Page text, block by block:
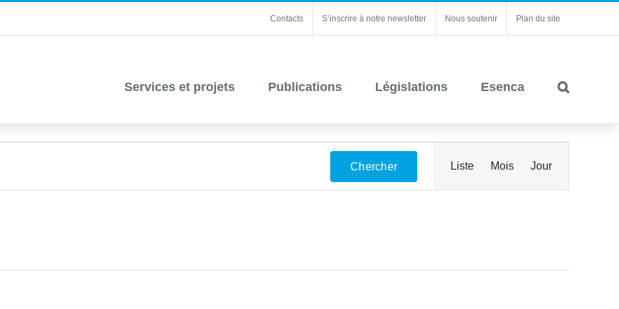
Contacts S’inscrire à notre newsletter Nous soutenir Plan du site
Services et projets Publications Législations Esenca
Chercher
de
vues
Liste Mois Jour